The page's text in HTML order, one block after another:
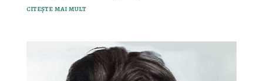
citește mai mult